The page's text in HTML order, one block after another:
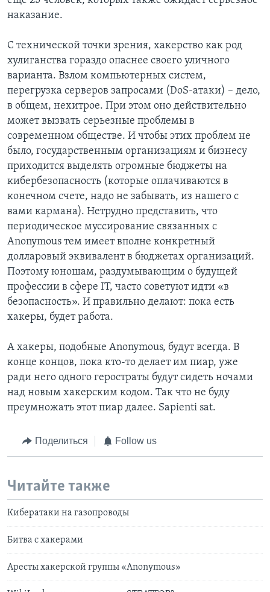
наказание.
С технической точки зрения, хакерство как род
хулиганства гораздо опаснее своего уличного
варианта. Взлом компьютерных систем,
перегрузка серверов запросами (DoS-атаки) – дело,
в общем, нехитрое. При этом оно действительно
может вызвать серьезные проблемы в
современном обществе. И чтобы этих проблем не
было, государственным организациям и бизнесу
приходится выделять огромные бюджеты на
кибербезопасность (которые оплачиваются в
конечном счете, надо не забывать, из нашего с
вами кармана). Нетрудно представить, что
периодическое муссирование связанных с
Anonymous тем имеет вполне конкретный
долларовый эквивалент в бюджетах организаций.
Поэтому юношам, раздумывающим о будущей
профессии в сфере IT, часто советуют идти «в
безопасность». И правильно делают: пока есть
хакеры, будет работа.
А хакеры, подобные Anonymous, будут всегда. В
конце концов, пока кто-то делает им пиар, уже
ради него одного геростраты будут сидеть ночами
над новым хакерским кодом. Так что не буду
преумножать этот пиар далее. Sapienti sat.
Поделиться Follow us
Читайте также
Кибератаки на газопроводы
Битва с хакерами
Аресты хакерской группы «Anonymous»